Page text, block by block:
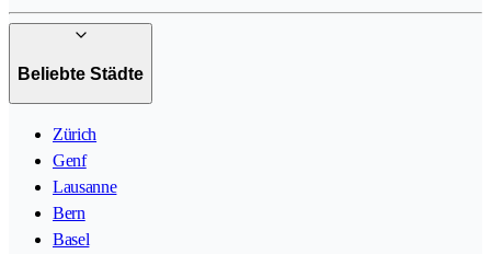
Beliebte Städte
Zürich
Genf
Lausanne
Bern
Basel